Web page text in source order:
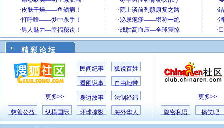
精 彩 论 坛
更多>>
民间纪事 狐说百姓
看图说事 自由地带
身边故事 法制经纬
慈善公益 纵横国际 环球掠影 海外华人
更多>>
隐密私语 搞笑吧